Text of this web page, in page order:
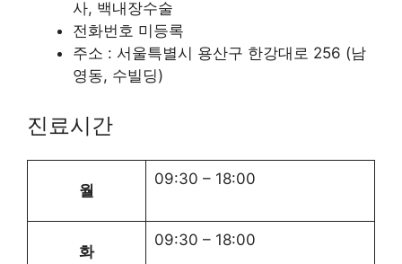
사, 백내장수술
전화번호 미등록
주소 : 서울특별시 용산구 한강대로 256 (남
영동, 수빌딩)
진료시간
월
09:30 – 18:00
화
09:30 – 18:00